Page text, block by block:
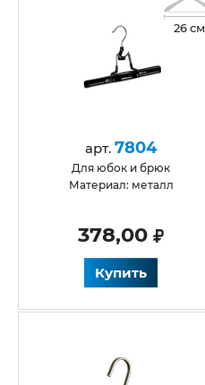
26 см
арт. 7804
для юбок и брюк
Материал: металл
378,00
Купить